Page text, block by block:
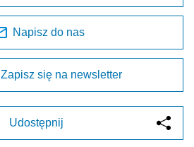
Napisz do nas
Zapisz się na newsletter
Udostępnij